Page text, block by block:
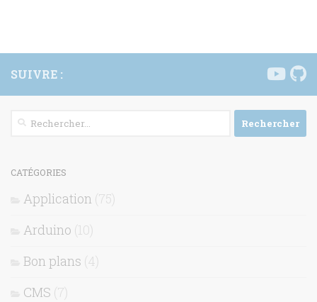
SUIVRE :
Rechercher :
CATÉGORIES
Application (75)
Arduino (10)
Bon plans (4)
CMS (7)